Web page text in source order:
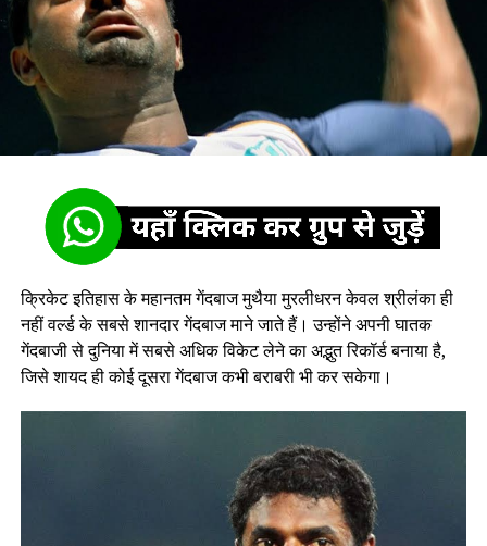
क्रिकेट इतिहास के महानतम गेंदबाज मुथैया मुरलीधरन केवल श्रीलंका ही
नहीं वर्ल्ड के सबसे शानदार गेंदबाज माने जाते हैं। उन्होंने अपनी घातक
गेंदबाजी से दुनिया में सबसे अधिक विकेट लेने का अद्भुत रिकॉर्ड बनाया है,
जिसे शायद ही कोई दूसरा गेंदबाज कभी बराबरी भी कर सकेगा।